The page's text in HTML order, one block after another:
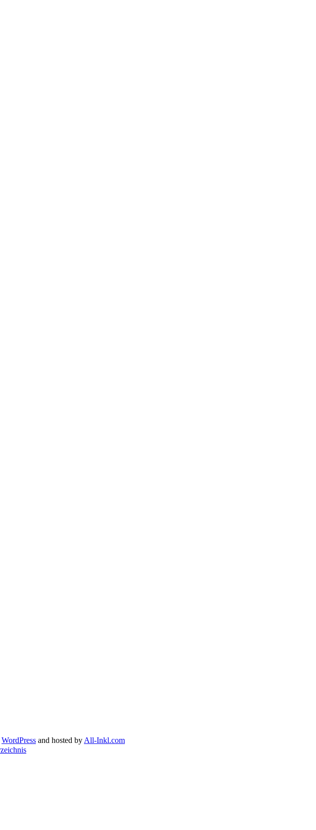
WordPress and hosted by All-Inkl.com